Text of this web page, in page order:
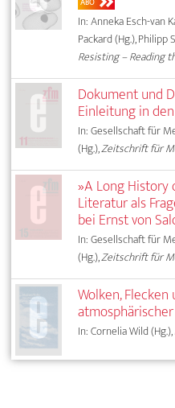
In: Anneka Esch-van
Packard (Hg.), Philipp
Resisting – Reading
Dokument und
Einleitung in
In: Gesellschaft für
(Hg.),Zeitschrift für
»A Long History
Literatur als
bei Ernst von
In: Gesellschaft für
(Hg.),Zeitschrift für
Wolken,
In: Cornelia Wild (Hg.),